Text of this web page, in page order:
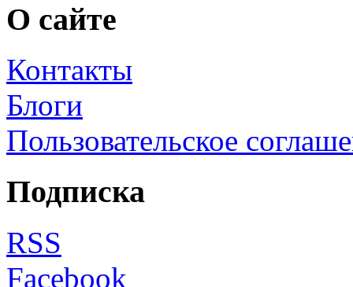
О сайте
Контакты
Блоги
Пользовательское
Подписка
RSS
Facebook